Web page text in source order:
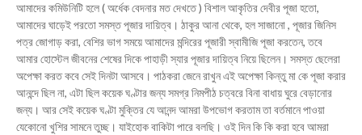
আমাদের কমিউনিটি হলে ( অর্ধেক বেদনার মত দেখতে ) বিশাল আকৃতির দেবীর পূজা হতো,
আমাদের ঘাড়েই পরতো সমস্ত পূজার দায়িত্ব। ঠাকুর আনা থেকে, হল সাজানো , পূজার জিনিস
পত্র জোগাড় করা, বেশির ভাগ সময়ে আমাদের মন্দিরের পূজারী স্বামীজি পূজা করতেন, তবে
আমার হোস্টেল জীবনের শেষের দিকে পাহাড়ী স্যার পূজার দায়িত্ব নিয়ে ছিলেন। সমস্ত ছেলেরা
অপেক্ষা করত কবে সেই দিনটা আসবে। পাঠকরা জেনে রাখুন এই অপেক্ষা কিন্তু মা কে পূজা করার
আনন্দে ছিল না, এটা ছিল কয়েক ঘণ্টার জন্য সমগ্র নিমপীঠ চত্বরে বিনা বাধায় ঘুরে বেড়ানোর
জন্য। আর সেই কয়েক ঘণ্টা মুক্তির যে আনন্দ আমরা উপভোগ করতাম তা বর্তমানে পাওয়া
যেকোনো খুশির সামনে তুচ্ছ। যাইহোক বাকিটা পারে বলছি। ওই দিন কি কি করা হবে আমরা